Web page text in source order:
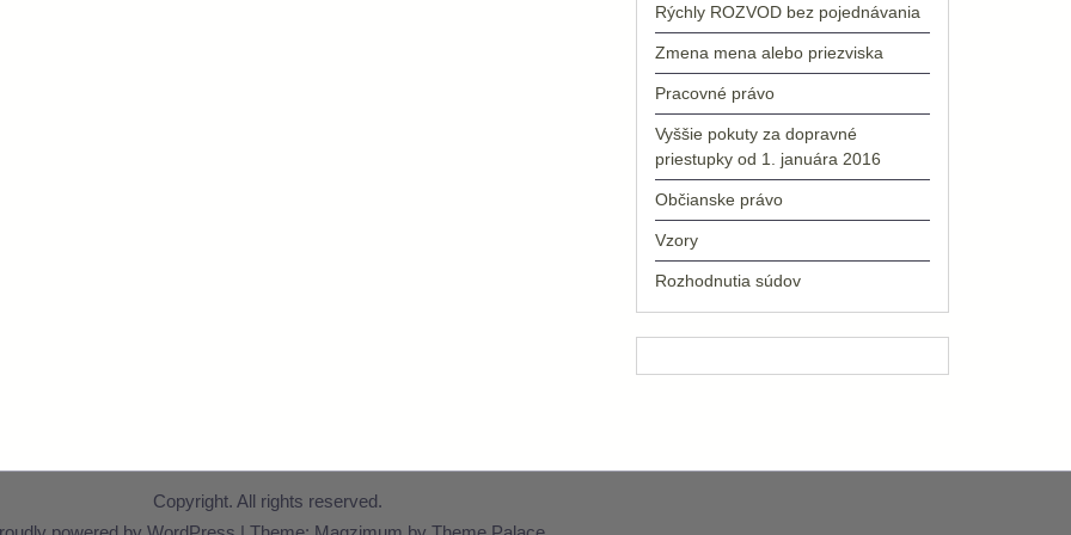
Rýchly ROZVOD bez pojednávania
Zmena mena alebo priezviska
Pracovné právo
Vyššie pokuty za dopravné
priestupky od 1. januára 2016
Občianske právo
Vzory
Rozhodnutia súdov
Copyright. All rights reserved.